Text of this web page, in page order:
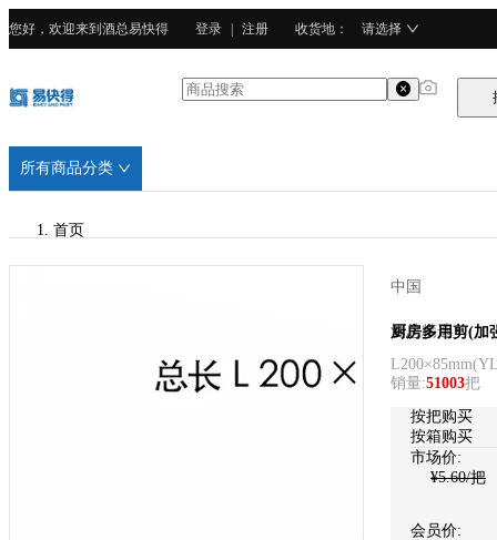
您好，欢迎来到酒总易快得 登录 注册 收货地 ： 请选择
所有商品分类
首页
中国
酒总精选
厨房多用剪(加
L200×85mm(
销量:51003把
按把购买
按箱购买
市场价:
¥5.60/把
会员价: